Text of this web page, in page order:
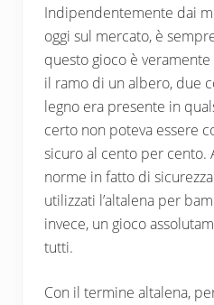
Indipendentemente dai
oggi sul mercato, è
questo gioco è
il ramo di un albero, due
legno era presente in
certo non poteva essere
sicuro al cento per cento.
norme in fatto di
utilizzati l’altalena per
invece, un gioco
tutti.
Con il termine altalena,